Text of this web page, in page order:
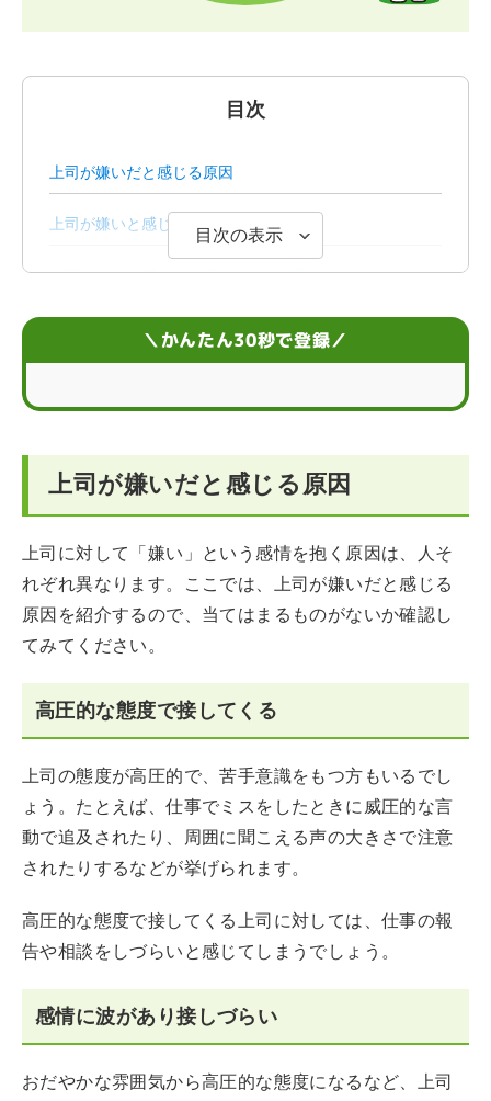
目次
上司が嫌いだと感じる原因
上司が嫌いと感じる場合の対処法
上司が嫌いと感じても避けるべき行動
目次の表示
＼かんたん30秒で登録／
上司が嫌いだと感じる原因
上司に対して「嫌い」という感情を抱く原因は、人そ
れぞれ異なります。ここでは、上司が嫌いだと感じる
原因を紹介するので、当てはまるものがないか確認し
てみてください。
高圧的な態度で接してくる
上司の態度が高圧的で、苦手意識をもつ方もいるでし
ょう。たとえば、仕事でミスをしたときに威圧的な言
動で追及されたり、周囲に聞こえる声の大きさで注意
されたりするなどが挙げられます。
高圧的な態度で接してくる上司に対しては、仕事の報
告や相談をしづらいと感じてしまうでしょう。
感情に波があり接しづらい
おだやかな雰囲気から高圧的な態度になるなど、上司